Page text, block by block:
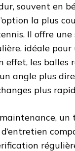
souvent en
la plus
Il offre une
idéale pour
effet, les balles
angle plus
plus